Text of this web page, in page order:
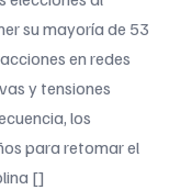
su mayoría de 53
en redes
y tensiones
los
para retomar el
[]